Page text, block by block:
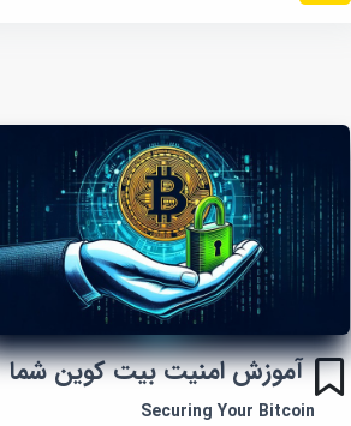
آموزش امنیت بیت کوین شما
Securing Your Bitcoin